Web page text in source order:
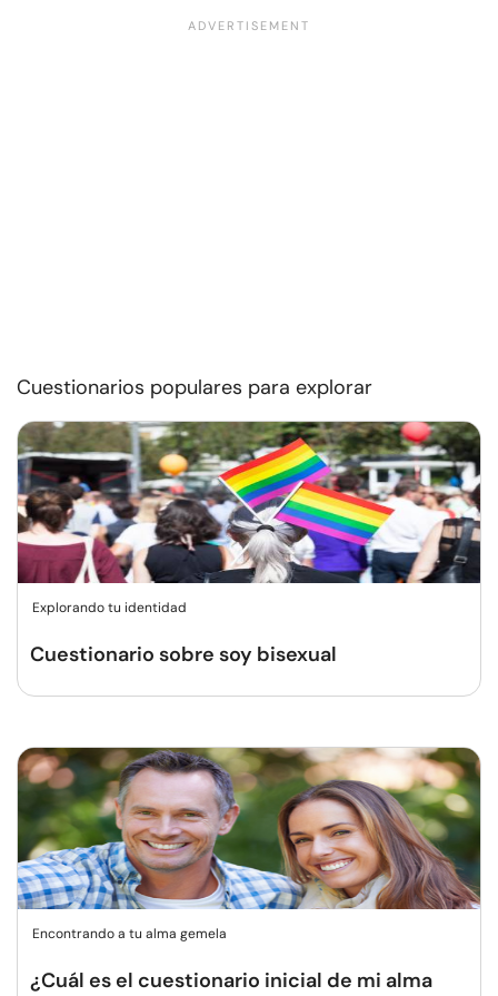
Cuestionarios populares para explorar
Explorando tu identidad
Cuestionario sobre soy bisexual
Encontrando a tu alma gemela
¿Cuál es el cuestionario inicial de mi alma